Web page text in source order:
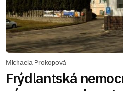
Michaela Prokopová
Frýdlantská